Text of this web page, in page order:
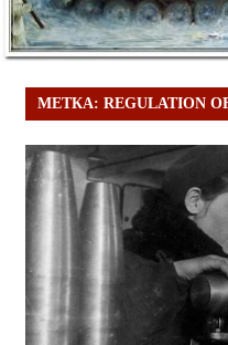
МЕТКА: REGULATION